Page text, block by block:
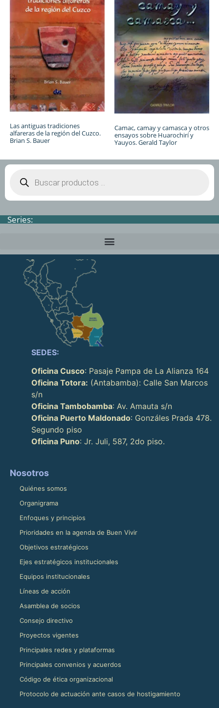
Las antiguas tradiciones
alfareras de la región del Cuzco.
Brian S. Bauer
Camac, camay y camasca y otros
ensayos sobre Huarochirí y
Yauyos. Gerald Taylor
Series:
SEDES:
Oficina Cusco: Pasaje Pampa de La Alianza 164
Oficina Totora: (Antabamba): Calle San Marcos
s/n
Oficina Tambobamba: Av. Amauta s/n
Oficina Puerto Maldonado: Gonzáles Prada 478.
Segundo piso
Oficina Puno: Jr. Juli, 587, 2do piso.
Nosotros
Quiénes somos
Organigrama
Enfoques y principios
Prioridades en la agenda de Buen Vivir
Objetivos estratégicos
Ejes estratégicos institucionales
Equipos institucionales
Líneas de acción
Asamblea de socios
Consejo directivo
Proyectos vigentes
Principales redes y plataformas
Principales convenios y acuerdos
Código de ética organizacional
Protocolo de actuación ante casos de hostigamiento